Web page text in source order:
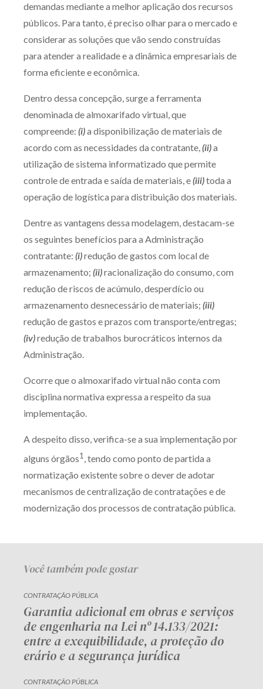
Capacitação
Zênite Online
Eventos presenciais
Zênite in Company
Diferenciais
Receba por RSS
Av. Sete de Setembro, 4698
Batel Curitiba /PR CEP80240-000
Telefone (41) 2109-8666
Whatsapp (41) 98881-6616
demandas mediante a melhor aplicação dos recursos
públicos. Para tanto, é preciso olhar para o mercado e
considerar as soluções que vão sendo construídas
para atender a realidade e a dinâmica empresariais de
forma eficiente e econômica.
Dentro dessa concepção, surge a ferramenta
denominada de almoxarifado virtual, que
compreende: (i)a disponibilização de materiais de
acordo com as necessidades da contratante,(ii)a
utilização de sistema informatizado que permite
controle de entrada e saída de materiais, e(iii)toda a
operação de logística para distribuição dos materiais.
Dentre as vantagens dessa modelagem, destacam-se
os seguintes benefícios para a Administração
contratante: (i)redução de gastos com local de
armazenamento; (ii)racionalização do consumo, com
redução de riscos de acúmulo, desperdício ou
armazenamento desnecessário de materiais; (iii)
redução de gastos e prazos com transporte/entregas;
(iv)redução de trabalhos burocráticos internos da
Administração.
Ocorre que o almoxarifado virtual não conta com
disciplina normativa expressa a respeito da sua
implementação.
A despeito disso, verifica-se a sua implementação por
alguns órgãos1 , tendo como ponto de partida a
normatização existente sobre o dever de adotar
mecanismos de centralização de contratações e de
modernização dos processos de contratação pública.
Você também pode gostar
CONTRATAÇÃO PÚBLICA
Garantia adicional em obras e serviços
de engenharia na Lei nº 14.133/2021:
entre a exequibilidade, a proteção do
erário e a segurança jurídica
CONTRATAÇÃO PÚBLICA